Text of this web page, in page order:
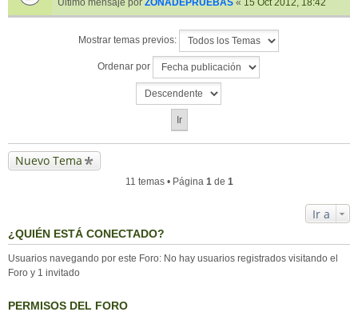
Último mensaje por ZONADEPRUEBAS « 15 Oct 2012, 18:42
Mostrar temas previos:
Ordenar por
Nuevo Tema
11 temas • Página 1de 1
Ir a
¿QUIÉN ESTÁ CONECTADO?
Usuarios navegando por este Foro: No hay usuarios registrados visitando el
Foro y 1 invitado
PERMISOS DEL FORO